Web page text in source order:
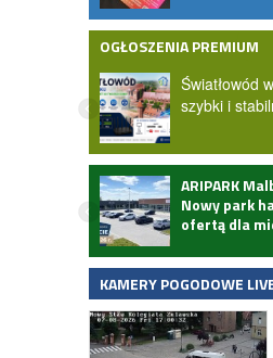
OGŁOSZENIA PREMIUM
Światłowód
szybki i
ARIPARK
Nowy park
ofertą dla
KAMERY POGODOWE